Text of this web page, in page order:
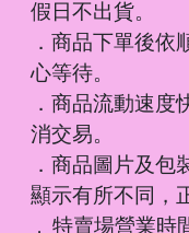
假日不出貨。
．商品下單後
心等待。
．商品流動速度
消交易。
．商品圖片及
顯示有所不同，
． 特賣場營業時